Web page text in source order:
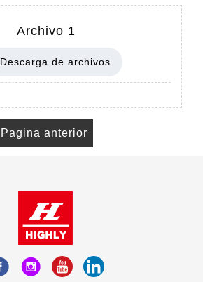
Archivo 1
Descarga de archivos
Pagina anterior